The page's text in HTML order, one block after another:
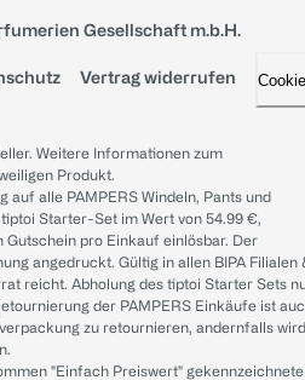
Gesellschaft m.b.H.
Vertrag widerrufen
Weitere Informationen zum
Produkt.
auf alle PAMPERS Windeln, Pants und
Starter-Set im Wert von 54.99 €,
Gutschein pro Einkauf einlösbar. Der
angedruckt. Gültig in allen BIPA Filialen
reicht. Abholung des tiptoi Starter Sets
der PAMPERS Einkäufe ist
zu retournieren, andernfalls wird
"Einfach Preiswert" gekennzeichnete